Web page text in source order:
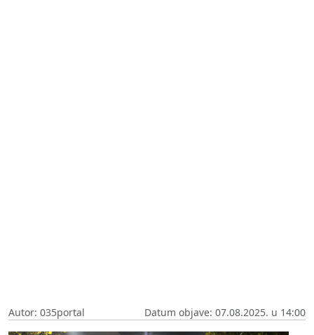
Autor: 035portal Datum objave: 07.08.2025. u 14:00